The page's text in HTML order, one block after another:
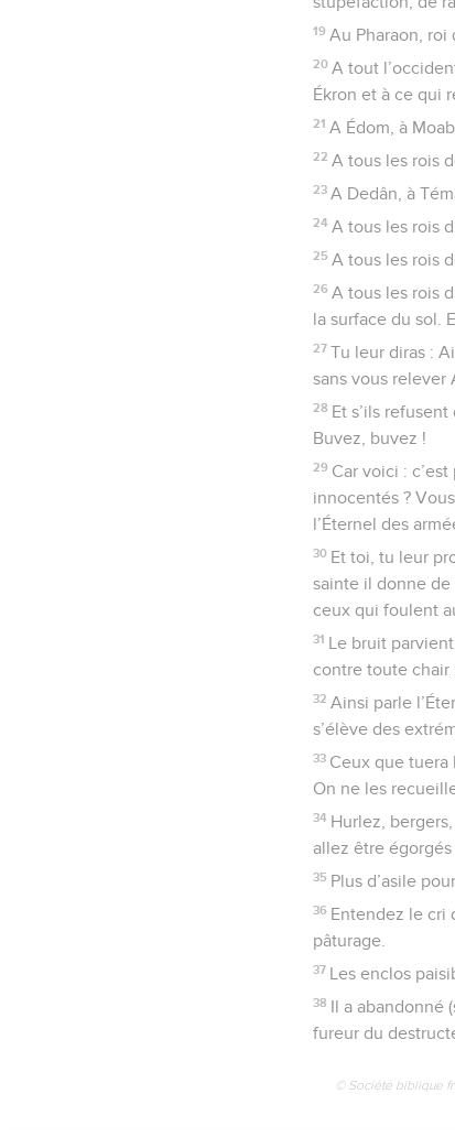
19 Au Pharaon, roi
20 A tout
Ékron et à ce qui
21 A Édom, à
22 A tous les rois
23 A Dedân, à
24 A tous les rois
25 A tous les rois
26 A tous les rois
la surface du sol.
27 Tu leur diras :
sans vous relever
28 Et s’ils
Buvez, buvez !
29 Car voici :
innocentés ?
l’Éternel des
30 Et toi, tu leur
sainte il donne de
ceux qui foulent
31 Le bruit
contre toute chair
32 Ainsi parle
s’élève des
33 Ceux que tuera
On ne les
34 Hurlez,
allez être
35 Plus d’asile
36 Entendez le cri
pâturage.
37 Les enclos
38 Il a abandonné
fureur du
© Société biblique